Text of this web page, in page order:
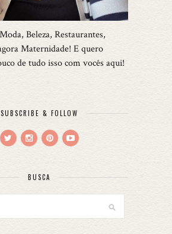
Beleza, Restaurantes,
Maternidade! E quero
de tudo isso com vocês aqui!
SUBSCRIBE & FOLLOW
BUSCA